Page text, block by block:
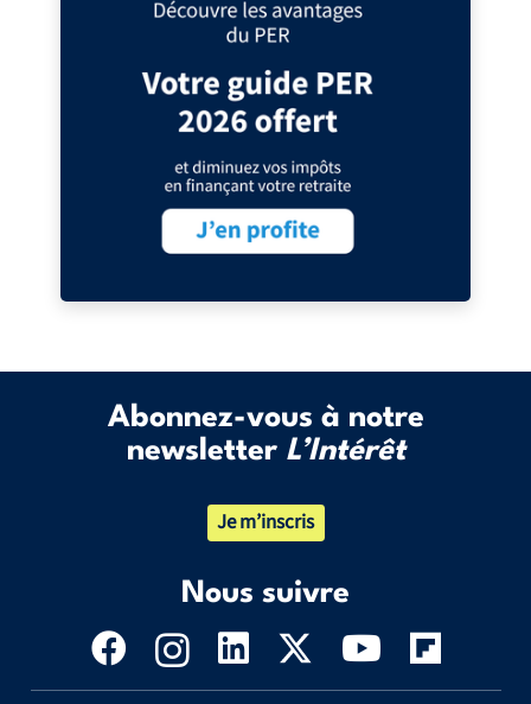
Abonnez-vous à notre
newsletter L’Intérêt
Je m’inscris
Nous suivre